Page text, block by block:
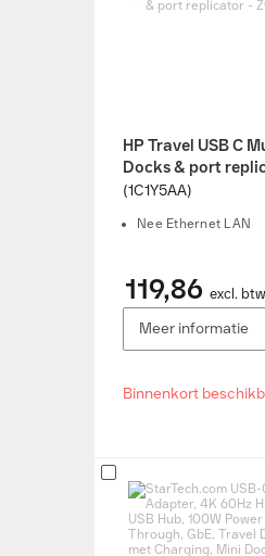
HP Travel USB C
Docks & port
(1C1Y5AA)
Nee Ethernet LAN
119,86 excl. btw
Meer informatie
Binnenkort